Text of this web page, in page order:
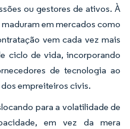
ou gestores de ativos. À
em mercados como
vem cada vez mais
ciclo de vida, incorporando
de tecnologia ao
empreiteiros civis.
para a volatilidade de
em vez da mera